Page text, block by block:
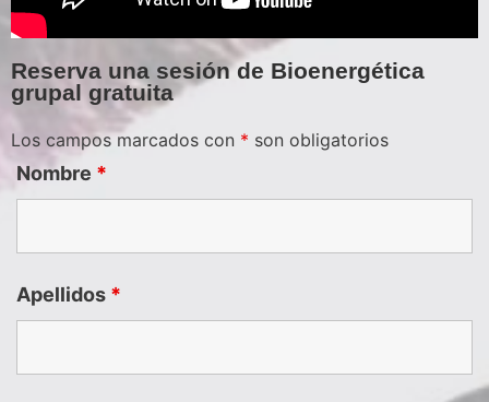
Reserva una sesión de Bioenergética
grupal gratuita
Los campos marcados con * son obligatorios
Nombre *
Apellidos *